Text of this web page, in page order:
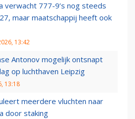
verwacht 777-9’s nog steeds
maar maatschappij heeft ook
13:42
Antonov mogelijk ontsnapt
op luchthaven Leipzig
13:18
meerdere vluchten naar
door staking